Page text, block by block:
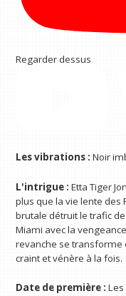
Regarder dessus
Les vibrations : Noir
L'intrigue : Etta Tiger
plus que la vie lente des
brutale détruit le trafic
Miami avec la
revanche se transforme
craint et vénère à la fois.
Date de première : Les